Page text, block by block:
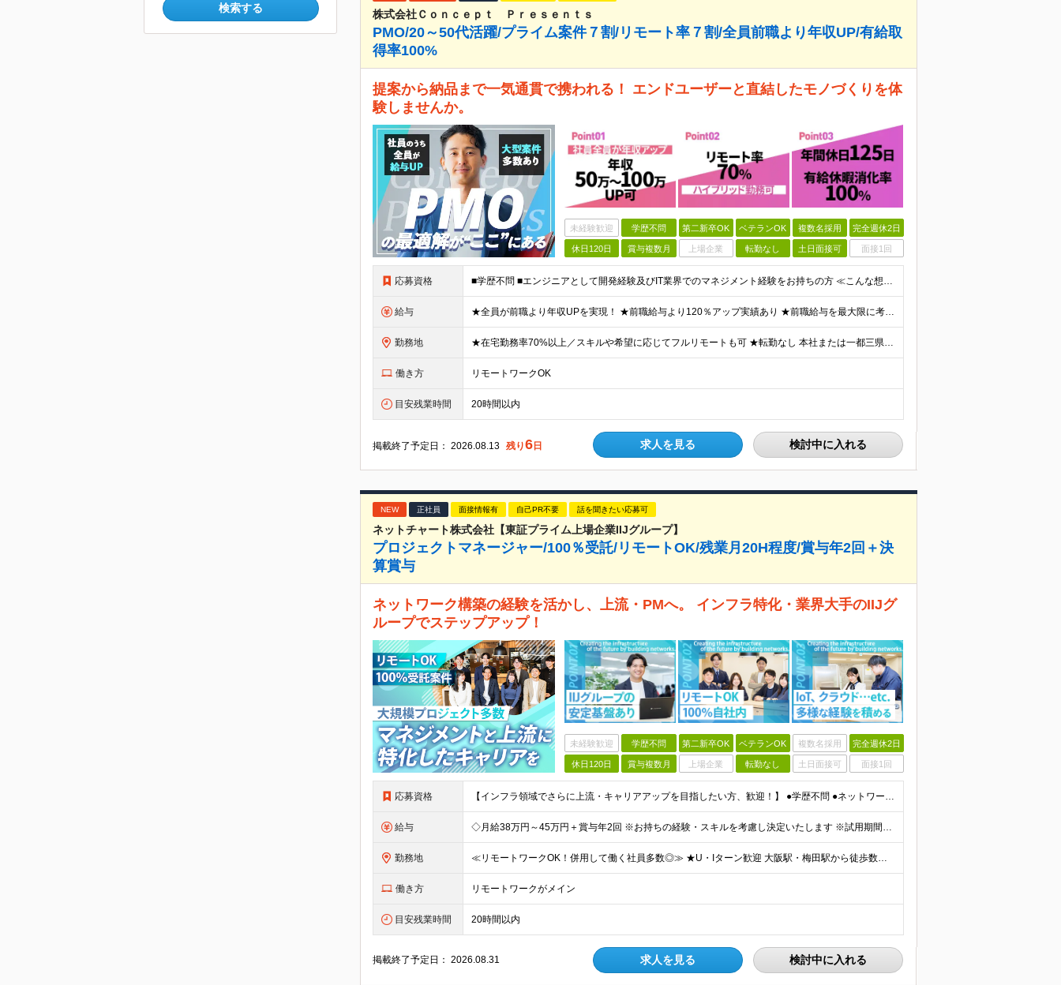
検索する
株式会社Ｃｏｎｃｅｐｔ Ｐｒｅｓｅｎｔｓ
PMO/20～50代活躍/プライム案件７割/リモート率７割/全員前職より年収UP/有給取
得率100%
提案から納品まで一気通貫で携われる！ エンドユーザーと直結したモノづくりを体
験しませんか。
未経験歓迎 学歴不問 第二新卒OK ベテランOK 複数名採用 完全週休2日
休日120日 賞与複数月 上場企業 転勤なし 土日面接可 面接1回
応募資格 ■学歴不問 ■エンジニアとして開発経験及びIT業界でのマネジメント経験をお持ちの方 ≪こんな想いをお持ちの方にピッタリ≫ ◎大規模案件にマネジメントポジションとして携わりたい ◎今より収入もスキルも
給与 ★全員が前職より年収UPを実現！ ★前職給与より120％アップ実績あり ★前職給与を最大限に考慮 ★入社4年目で年収800万円の社員も在籍！ 年俸420万円～960万円（1/12を毎月支給）＋インセ
勤務地 ★在宅勤務率70%以上／スキルや希望に応じてフルリモートも可 ★転勤なし 本社または一都三県のプロジェクト先（メインは東京23区内）にて勤務いただきます！ 【本社】 東京都荒川区西日暮里5-10-
働き方 リモートワークOK
目安残業時間 20時間以内
掲載終了予定日：2026.08.13 残り6 日 求人を見る 検討中に入れる
NEW 正社員 面接情報有 自己PR不要 話を聞きたい応募可
ネットチャート株式会社【東証プライム上場企業IIJグループ】
プロジェクトマネージャー/100％受託/リモートOK/残業月20H程度/賞与年2回＋決
算賞与
ネットワーク構築の経験を活かし、上流・PMへ。 インフラ特化・業界大手のIIJグ
ループでステップアップ！
未経験歓迎 学歴不問 第二新卒OK ベテランOK 複数名採用 完全週休2日
休日120日 賞与複数月 上場企業 転勤なし 土日面接可 面接1回
応募資格 【インフラ領域でさらに上流・キャリアアップを目指したい方、歓迎！】 ●学歴不問 ●ネットワーク構築経験（5年以上） ●PM経験（3年以上） ★「運用保守から設計・構築にステップアップしたい」 ★「将
給与 ◇月給38万円～45万円＋賞与年2回 ※お持ちの経験・スキルを考慮し決定いたします ※試用期間3ヶ月（給与・待遇に差異はありません） ※残業代は時間分支給いたします 《手厚い待遇も充実！》 ★昇給年
勤務地 ≪リモートワークOK！併用して働く社員多数◎≫ ★U・Iターン歓迎 大阪駅・梅田駅から徒歩数分のお取引先企業オフィスで勤務となります！ ＼その他当社の事業所もご紹介／ 【東京事業所】 東京都千代田
働き方 リモートワークがメイン
目安残業時間 20時間以内
掲載終了予定日：2026.08.31 求人を見る 検討中に入れる